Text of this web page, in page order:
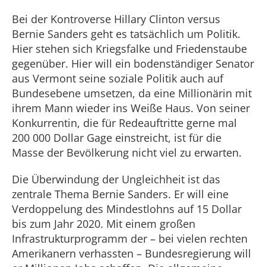
Bei der Kontroverse Hillary Clinton versus
Bernie Sanders geht es tatsächlich um Politik.
Hier stehen sich Kriegsfalke und Friedenstaube
gegenüber. Hier will ein bodenständiger Senator
aus Vermont seine soziale Politik auch auf
Bundesebene umsetzen, da eine Millionärin mit
ihrem Mann wieder ins Weiße Haus. Von seiner
Konkurrentin, die für Redeauftritte gerne mal
200 000 Dollar Gage einstreicht, ist für die
Masse der Bevölkerung nicht viel zu erwarten.
Die Überwindung der Ungleichheit ist das
zentrale Thema Bernie Sanders. Er will eine
Verdoppelung des Mindestlohns auf 15 Dollar
bis zum Jahr 2020. Mit einem großen
Infrastrukturprogramm der – bei vielen rechten
Amerikanern verhassten – Bundesregierung will